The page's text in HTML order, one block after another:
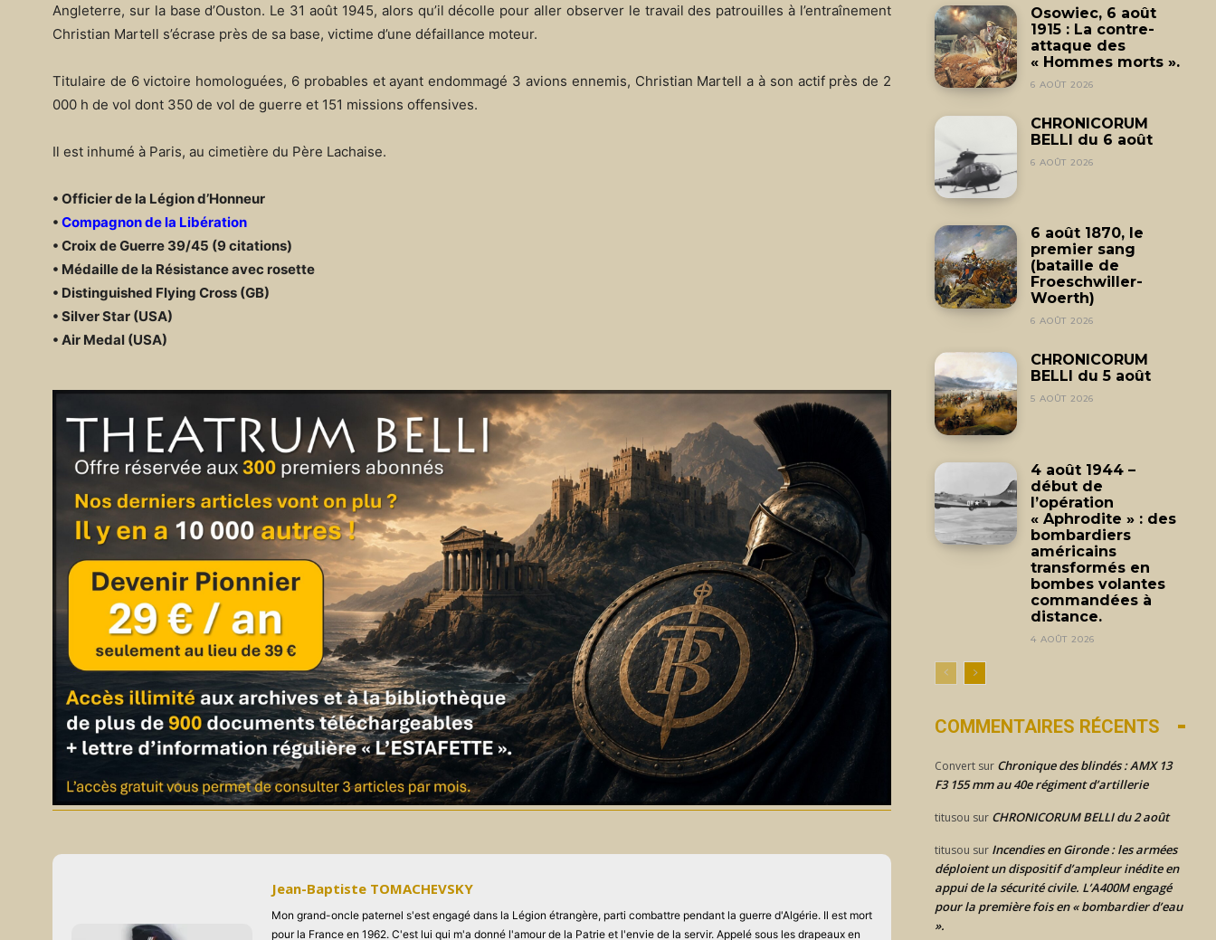
Angleterre, sur la base d’Ouston. Le 31 août 1945, alors qu’il décolle pour aller observer le travail des patrouilles à l’entraînement
Christian Martell s’écrase près de sa base, victime d’une défaillance moteur.
Titulaire de 6 victoire homologuées, 6 probables et ayant endommagé 3 avions ennemis, Christian Martell a à son actif près de 2
000 h de vol dont 350 de vol de guerre et 151 missions offensives.
Il est inhumé à Paris, au cimetière du Père Lachaise.
• Officier de la Légion d’Honneur
• Compagnon de la Libération
• Croix de Guerre 39/45 (9 citations)
• Médaille de la Résistance avec rosette
• Distinguished Flying Cross (GB)
• Silver Star (USA)
• Air Medal (USA)
Jean-Baptiste TOMACHEVSKY
Mon grand-oncle paternel s'est engagé dans la Légion étrangère, parti combattre pendant la guerre d'Algérie. Il est mort
pour la France en 1962. C'est lui qui m'a donné l'amour de la Patrie et l'envie de la servir. Appelé sous les drapeaux en
Osowiec, 6 août
1915 : La contre-
attaque des
« Hommes morts ».
6 AOÛT 2026
CHRONICORUM
BELLI du 6 août
6 AOÛT 2026
6 août 1870, le
premier sang
(bataille de
Froeschwiller-
Woerth)
6 AOÛT 2026
CHRONICORUM
BELLI du 5 août
5 AOÛT 2026
4 août 1944 –
début de
l’opération
« Aphrodite » : des
bombardiers
américains
transformés en
bombes volantes
commandées à
distance.
4 AOÛT 2026
COMMENTAIRES RÉCENTS
Convert sur Chronique des blindés : AMX 13
F3 155 mm au 40e régiment d’artillerie
titusou sur CHRONICORUM BELLI du 2 août
titusou sur Incendies en Gironde : les armées
déploient un dispositif d’ampleur inédite en
appui de la sécurité civile. L’A400M engagé
pour la première fois en « bombardier d’eau
».